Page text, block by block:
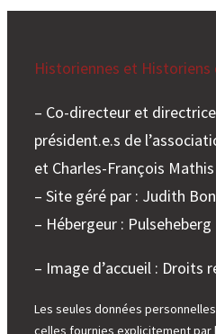
Historiennes et Historiens
– Co-directeur et
président.e.s de
et Charles-François Mathis
– Site géré par : Judith
– Hébergeur : Pulseheberg
– Image d’accueil : Droits
Les seules données
celles fournies explicitement par